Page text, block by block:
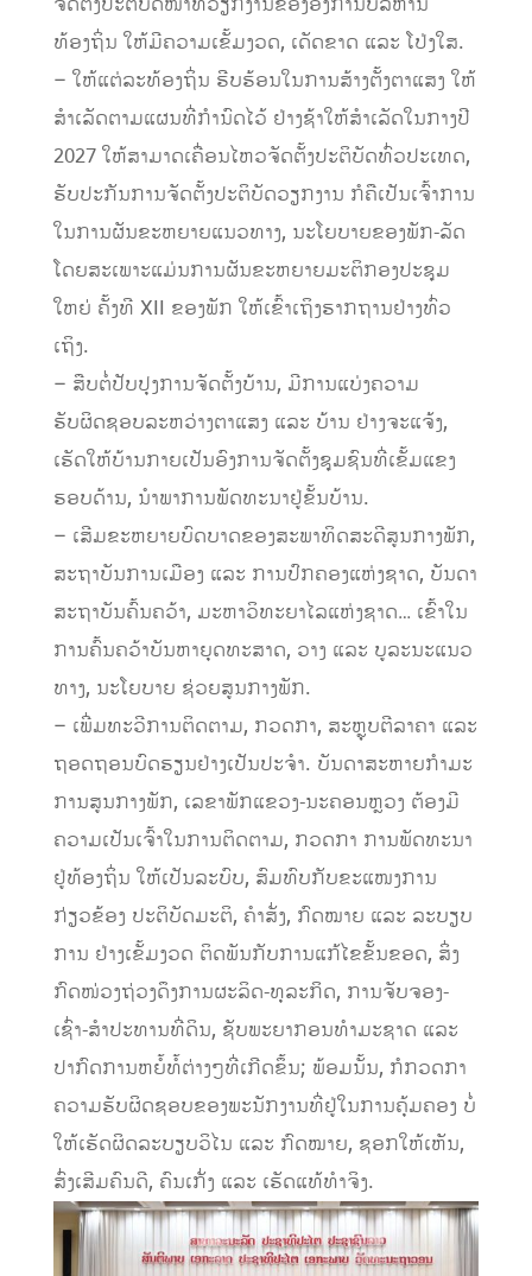
ທ້ອງຖິ່ນ ໃຫ້ມີຄວາມເຂັ້ມງວດ, ເດັດຂາດ ແລະ ໂປ່ງໃສ.
– ໃຫ້ແຕ່ລະທ້ອງຖິ່ນ ຮີບຮ້ອນໃນການສ້າງຕັ້ງຕາແສງ ໃຫ້
ສໍາເລັດຕາມແຜນທີ່ກໍານົດໄວ້ ຢ່າງຊ້າໃຫ້ສຳເລັດໃນກາງປີ
2027 ໃຫ້ສາມາດເຄື່ອນໄຫວຈັດຕັ້ງປະຕິບັດທົ່ວປະເທດ,
ຮັບປະກັນການຈັດຕັ້ງປະຕິບັດວຽກງານ ກໍຄືເປັນເຈົ້າການ
ໃນການຜັນຂະຫຍາຍແນວທາງ, ນະໂຍບາຍຂອງພັກ-ລັດ
ໂດຍສະເພາະແມ່ນການຜັນຂະຫຍາຍມະຕິກອງປະຊຸມ
ໃຫຍ່ ຄັ້ງທີ XII ຂອງພັກ ໃຫ້ເຂົ້າເຖິງຮາກຖານຢ່າງທົ່ວ
ເຖິງ.
– ສືບຕໍ່ປັບປຸງການຈັດຕັ້ງບ້ານ, ມີການແບ່ງຄວາມ
ຮັບຜິດຊອບລະຫວ່າງຕາແສງ ແລະ ບ້ານ ຢ່າງຈະແຈ້ງ,
ເຮັດໃຫ້ບ້ານກາຍເປັນອົງການຈັດຕັ້ງຊຸມຊົນທີ່ເຂັ້ມແຂງ
ຮອບດ້ານ, ນຳພາການພັດທະນາຢູ່ຂັ້ນບ້ານ.
– ເສີມຂະຫຍາຍບົດບາດຂອງສະພາທິດສະດີສູນກາງພັກ,
ສະຖາບັນການເມືອງ ແລະ ການປົກຄອງແຫ່ງຊາດ, ບັນດາ
ສະຖາບັນຄົ້ນຄວ້າ, ມະຫາວິທະຍາໄລແຫ່ງຊາດ… ເຂົ້າໃນ
ການຄົ້ນຄວ້າບັນຫາຍຸດທະສາດ, ວາງ ແລະ ບູລະນະແນວ
ທາງ, ນະໂຍບາຍ ຊ່ວຍສູນກາງພັກ.
– ເພີ່ມທະວີການຕິດຕາມ, ກວດກາ, ສະຫຼຸບຕີລາຄາ ແລະ
ຖອດຖອນບົດຮຽນຢ່າງເປັນປະຈຳ. ບັນດາສະຫາຍກໍາມະ
ການສູນກາງພັກ, ເລຂາພັກແຂວງ-ນະຄອນຫຼວງ ຕ້ອງມີ
ຄວາມເປັນເຈົ້າໃນການຕິດຕາມ, ກວດກາ ການພັດທະນາ
ຢູ່ທ້ອງຖິ່ນ ໃຫ້ເປັນລະບົບ, ສົມທົບກັບຂະແໜງການ
ກ່ຽວຂ້ອງ ປະຕິບັດມະຕິ, ຄໍາສັ່ງ, ກົດໝາຍ ແລະ ລະບຽບ
ການ ຢ່າງເຂັ້ມງວດ ຕິດພັນກັບການແກ້ໄຂຂັ້ນຂອດ, ສິ່ງ
ກົດໜ່ວງຖ່ວງດຶງການຜະລິດ-ທຸລະກິດ, ການຈັບຈອງ-
ເຊົ່າ-ສໍາປະທານທີ່ດິນ, ຊັບພະຍາກອນທໍາມະຊາດ ແລະ
ປາກົດການຫຍໍ້ທໍ້ຕ່າງໆທີ່ເກີດຂຶ້ນ; ພ້ອມນັ້ນ, ກໍກວດກາ
ຄວາມຮັບຜິດຊອບຂອງພະນັກງານທີ່ຢູ່ໃນການຄຸ້ມຄອງ ບໍ່
ໃຫ້ເຮັດຜິດລະບຽບວິໄນ ແລະ ກົດໝາຍ, ຊອກໃຫ້ເຫັນ,
ສົ່ງເສີມຄົນດີ, ຄົນເກັ່ງ ແລະ ເຮັດແທ້ທໍາຈິງ.